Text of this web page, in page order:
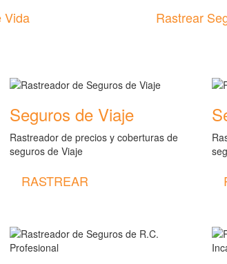
Vida Rastrear
Seguros de Viaje
Rastreador de precios y coberturas de
seguros de Viaje
RASTREAR